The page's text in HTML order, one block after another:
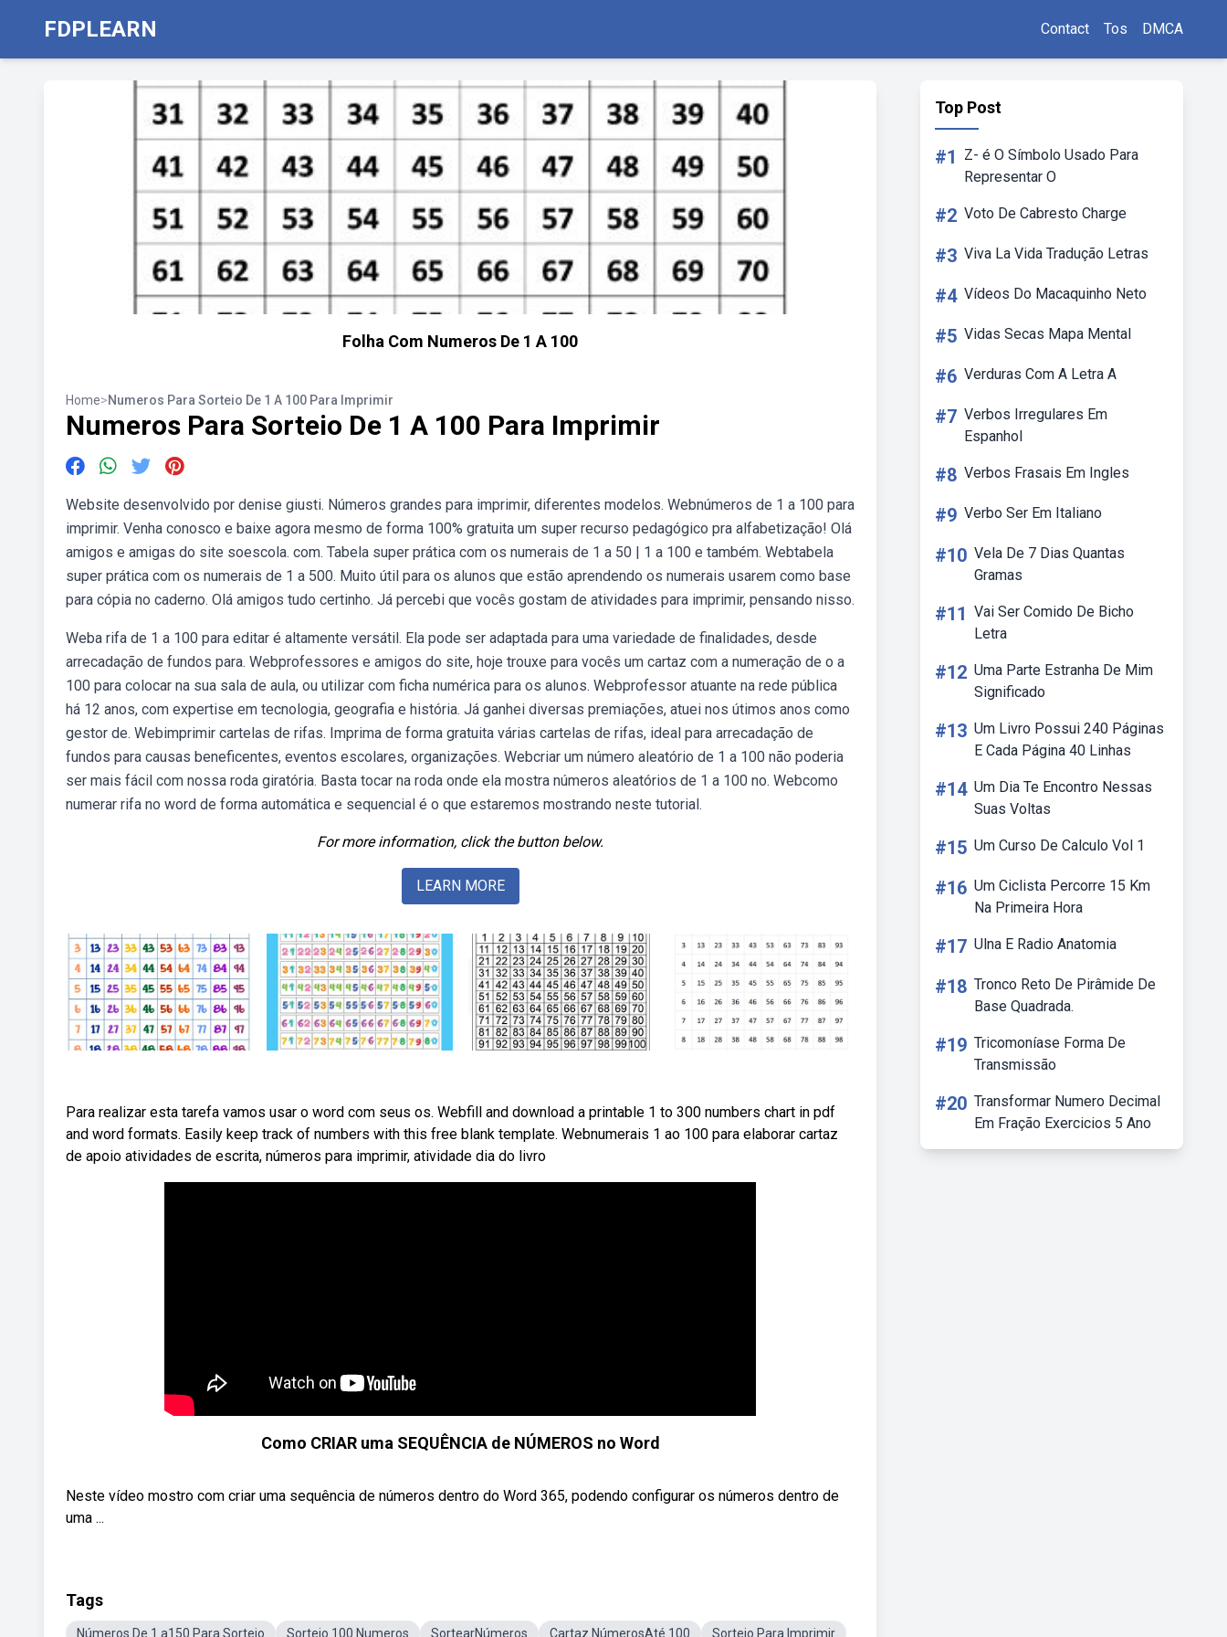
FDPLEARN Contact Tos DMCA
Folha Com Numeros De 1 A 100
Home>Numeros Para Sorteio De 1 A 100 Para Imprimir
Numeros Para Sorteio De 1 A 100 Para Imprimir
Website desenvolvido por denise giusti. Números grandes para imprimir, diferentes modelos. Webnúmeros de 1 a 100 para
imprimir. Venha conosco e baixe agora mesmo de forma 100% gratuita um super recurso pedagógico pra alfabetização! Olá
amigos e amigas do site soescola. com. Tabela super prática com os numerais de 1 a 50 | 1 a 100 e também. Webtabela
super prática com os numerais de 1 a 500. Muito útil para os alunos que estão aprendendo os numerais usarem como base
para cópia no caderno. Olá amigos tudo certinho. Já percebi que vocês gostam de atividades para imprimir, pensando nisso.
Weba rifa de 1 a 100 para editar é altamente versátil. Ela pode ser adaptada para uma variedade de finalidades, desde
arrecadação de fundos para. Webprofessores e amigos do site, hoje trouxe para vocês um cartaz com a numeração de o a
100 para colocar na sua sala de aula, ou utilizar com ficha numérica para os alunos. Webprofessor atuante na rede pública
há 12 anos, com expertise em tecnologia, geografia e história. Já ganhei diversas premiações, atuei nos útimos anos como
gestor de. Webimprimir cartelas de rifas. Imprima de forma gratuita várias cartelas de rifas, ideal para arrecadação de
fundos para causas beneficentes, eventos escolares, organizações. Webcriar um número aleatório de 1 a 100 não poderia
ser mais fácil com nossa roda giratória. Basta tocar na roda onde ela mostra números aleatórios de 1 a 100 no. Webcomo
numerar rifa no word de forma automática e sequencial é o que estaremos mostrando neste tutorial.
For more information, click the button below.
LEARN MORE
Para realizar esta tarefa vamos usar o word com seus os. Webfill and download a printable 1 to 300 numbers chart in pdf
and word formats. Easily keep track of numbers with this free blank template. Webnumerais 1 ao 100 para elaborar cartaz
de apoio atividades de escrita, números para imprimir, atividade dia do livro
Como CRIAR uma SEQUÊNCIA de NÚMEROS no Word
Neste vídeo mostro com criar uma sequência de números dentro do Word 365, podendo configurar os números dentro de
uma ...
Tags
Números De 1 a150 Para Sorteio Sorteio 100 Numeros SortearNúmeros Cartaz NúmerosAté 100 Sorteio Para Imprimir
Top Post
#1
Z- é O Símbolo Usado Para
Representar O
#2 Voto De Cabresto Charge
#3 Viva La Vida Tradução Letras
#4 Vídeos Do Macaquinho Neto
#5 Vidas Secas Mapa Mental
#6 Verduras Com A Letra A
#7 Verbos Irregulares Em
Espanhol
#8 Verbos Frasais Em Ingles
#9 Verbo Ser Em Italiano
#10 Vela De 7 Dias Quantas
Gramas
#11 Vai Ser Comido De Bicho
Letra
#12 Uma Parte Estranha De Mim
Significado
#13 Um Livro Possui 240 Páginas
E Cada Página 40 Linhas
#14 Um Dia Te Encontro Nessas
Suas Voltas
#15 Um Curso De Calculo Vol 1
#16 Um Ciclista Percorre 15 Km
Na Primeira Hora
#17 Ulna E Radio Anatomia
#18 Tronco Reto De Pirâmide De
Base Quadrada.
#19 Tricomoníase Forma De
Transmissão
#20 Transformar Numero Decimal
Em Fração Exercicios 5 Ano